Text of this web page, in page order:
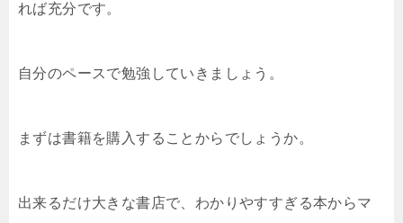
れば充分です。
自分のペースで勉強していきましょう。
まずは書籍を購入することからでしょうか。
出来るだけ大きな書店で、わかりやすすぎる本からマ